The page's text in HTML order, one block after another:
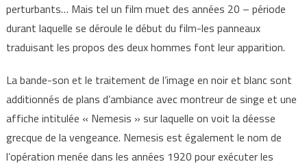
perturbants… Mais tel un film muet des années 20 – période
durant laquelle se déroule le début du film-les panneaux
traduisant les propos des deux hommes font leur apparition.
La bande-son et le traitement de l’image en noir et blanc sont
additionnés de plans d’ambiance avec montreur de singe et une
affiche intitulée « Nemesis » sur laquelle on voit la déesse
grecque de la vengeance. Nemesis est également le nom de
l’opération menée dans les années 1920 pour exécuter les